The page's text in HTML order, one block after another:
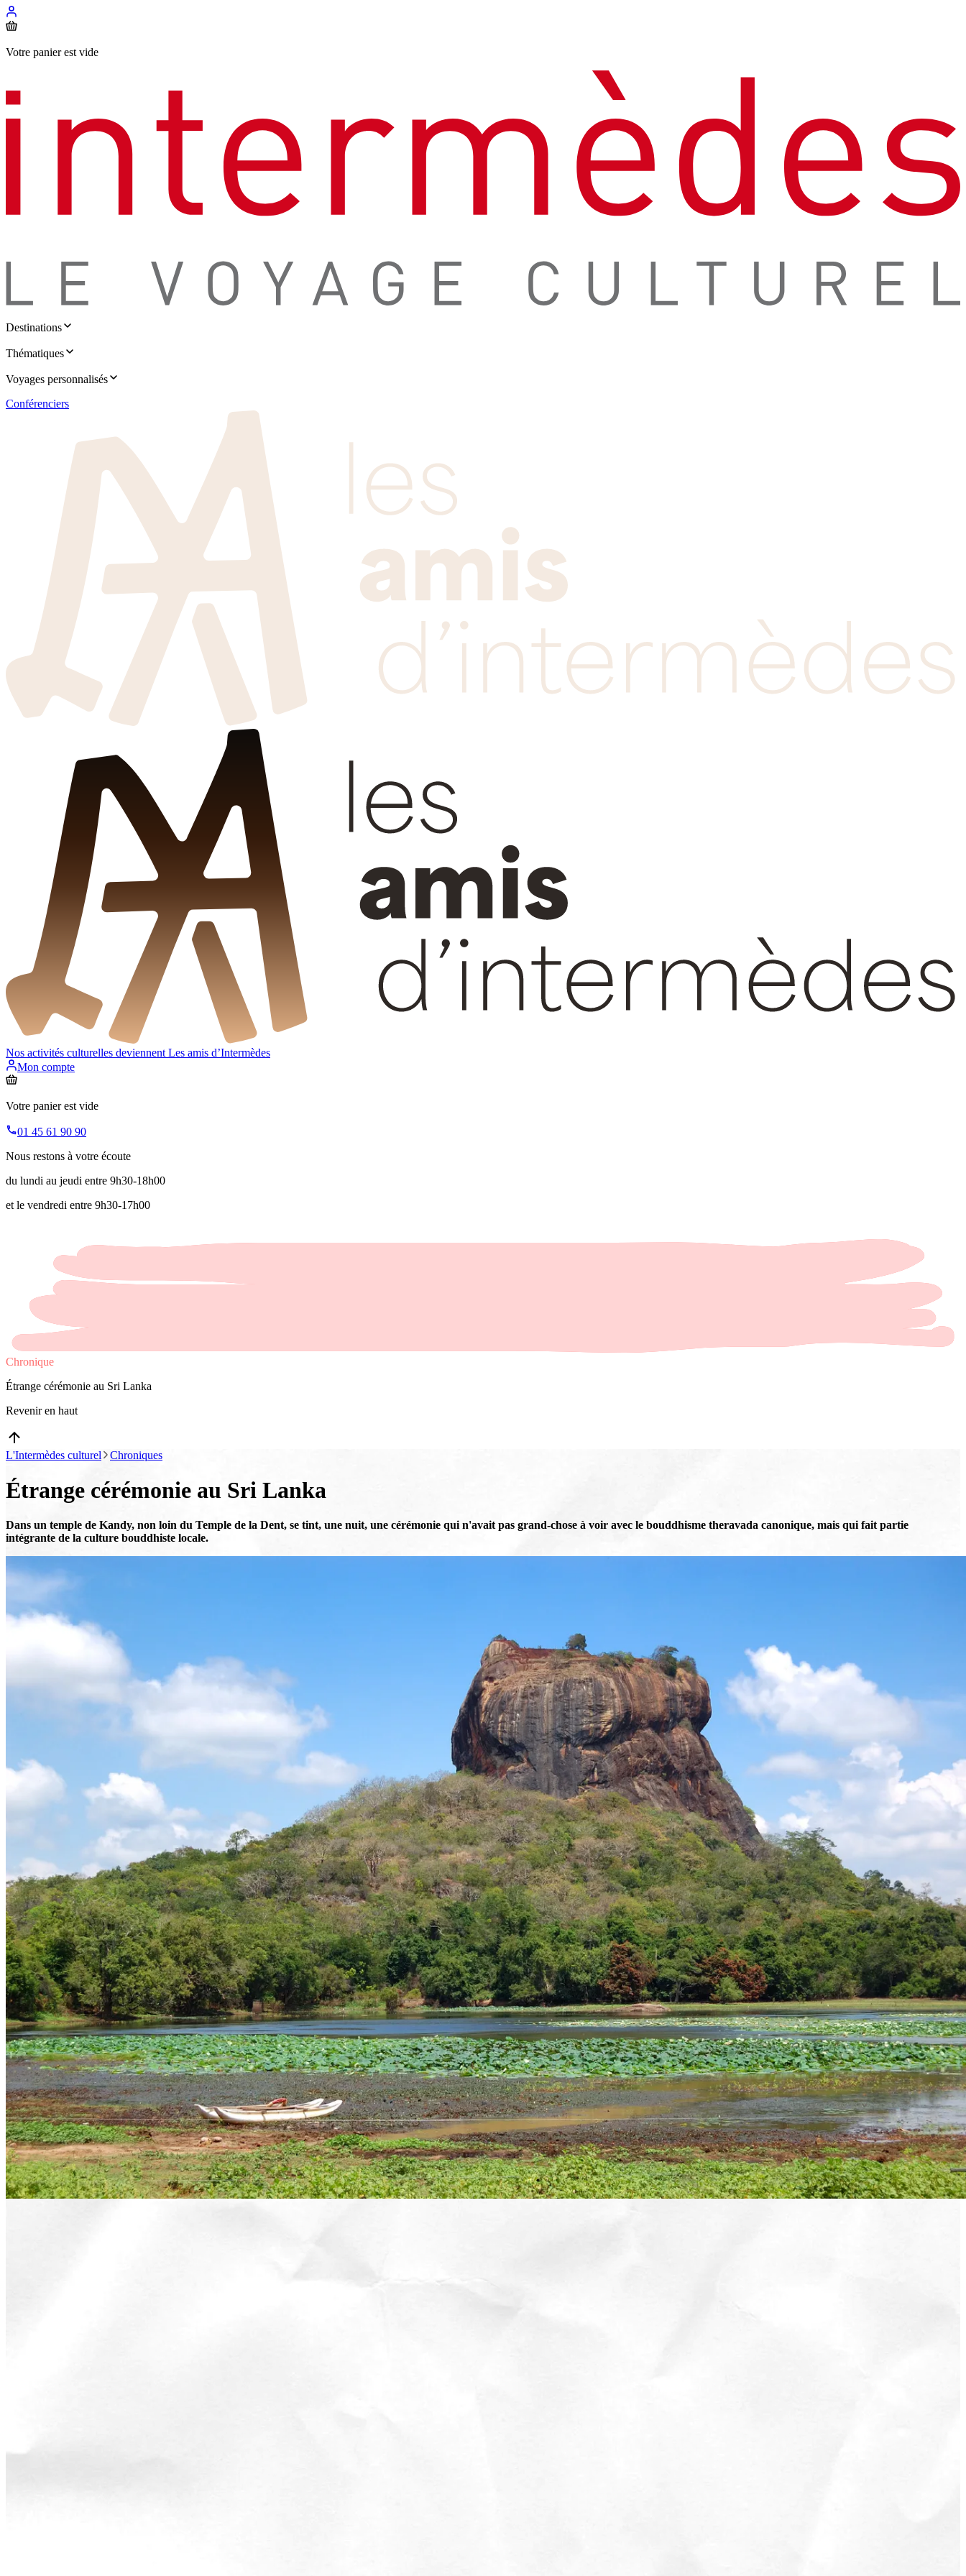
Votre panier est vide
Destinations
Thématiques
Voyages personnalisés
Conférenciers
Nos activités culturelles deviennent Les amis d’Intermèdes
Mon compte
Votre panier est vide
01 45 61 90 90
Nous restons à votre écoute
du lundi au jeudi entre 9h30-18h00
et le vendredi entre 9h30-17h00
Chronique
Étrange cérémonie au Sri Lanka
Revenir en haut
L'Intermèdes culturel Chroniques
Étrange cérémonie au Sri Lanka
Dans un temple de Kandy, non loin du Temple de la Dent, se tint, une nuit, une cérémonie qui n'avait pas grand-chose à voir avec le bouddhisme theravada canonique, mais qui fait partie
intégrante de la culture bouddhiste locale.